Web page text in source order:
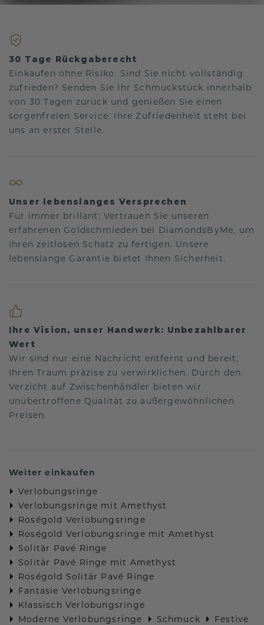
30 Tage Rückgaberecht
Einkaufen ohne Risiko. Sind Sie nicht vollständig
zufrieden? Senden Sie Ihr Schmuckstück innerhalb
von 30 Tagen zurück und genießen Sie einen
sorgenfreien Service. Ihre Zufriedenheit steht bei
uns an erster Stelle.
Unser lebenslanges Versprechen
Für immer brillant: Vertrauen Sie unseren
erfahrenen Goldschmieden bei DiamondsByMe, um
Ihren zeitlosen Schatz zu fertigen. Unsere
lebenslange Garantie bietet Ihnen Sicherheit.
Ihre Vision, unser Handwerk: Unbezahlbarer
Wert
Wir sind nur eine Nachricht entfernt und bereit,
Ihren Traum präzise zu verwirklichen. Durch den
Verzicht auf Zwischenhändler bieten wir
unübertroffene Qualität zu außergewöhnlichen
Preisen.
Weiter einkaufen
Verlobungsringe
Verlobungsringe mit Amethyst
Roségold Verlobungsringe
Roségold Verlobungsringe mit Amethyst
Solitär Pavé Ringe
Solitär Pavé Ringe mit Amethyst
Roségold Solitär Pavé Ringe
Fantasie Verlobungsringe
Klassisch Verlobungsringe
Moderne Verlobungsringe
Schmuck Festive